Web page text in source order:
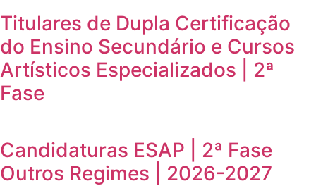
Titulares de Dupla Certificação
do Ensino Secundário e Cursos
Artísticos Especializados | 2ª
Fase
Candidaturas ESAP | 2ª Fase
Outros Regimes | 2026-2027